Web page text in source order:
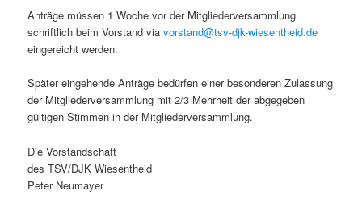
Anträge müssen 1 Woche vor der Mitgliederversammlung
schriftlich beim Vorstand viavorstand@tsv-djk-wiesentheid.de
eingereicht werden.
Später eingehende Anträge bedürfen einer besonderen Zulassung
der Mitgliederversammlung mit 2/3 Mehrheit der abgegeben
gültigen Stimmen in der Mitgliederversammlung.
Die Vorstandschaft
des TSV/DJK Wiesentheid
Peter Neumayer